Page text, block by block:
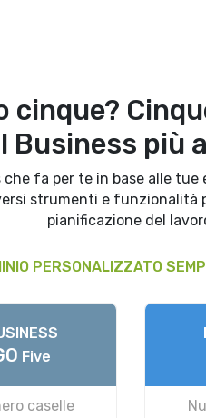
cinque?
Business
che fa per te in base alle
strumenti e
pianificazione del
PERSONALIZZATO
Five
caselle